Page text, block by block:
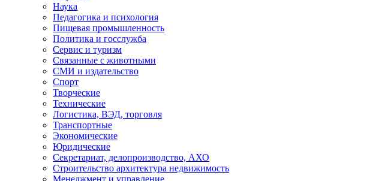
Наука
Педагогика и психология
Пищевая промышленность
Политика и госслужба
Сервис и туризм
Связанные с животными
СМИ и издательство
Спорт
Творческие
Технические
Логистика, ВЭД, торговля
Транспортные
Экономические
Юридические
Секретариат, делопроизводство, АХО
Строительство архитектура недвижимость
Менеджмент и управление